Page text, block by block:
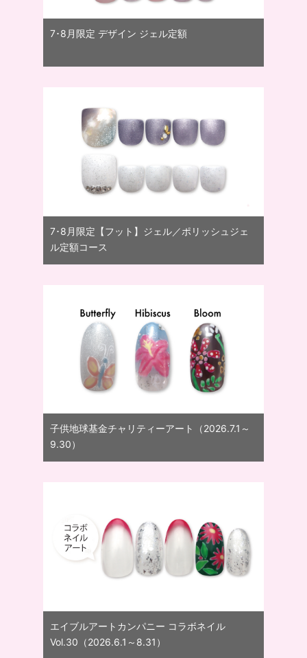
7･8月限定 デザイン ジェル定額
7･8月限定【フット】ジェル／ポリッシュジェ
ル定額コース
子供地球基金チャリティーアート（2026.7.1～
9.30）
エイブルアートカンパニー コラボネイル
Vol.30（2026.6.1～8.31）